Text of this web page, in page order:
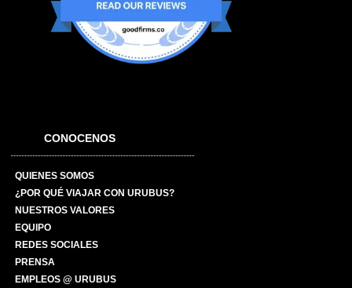
CONOCENOS
QUIENES SOMOS
¿POR QUÉ VIAJAR CON URUBUS?
NUESTROS VALORES
EQUIPO
REDES SOCIALES
PRENSA
EMPLEOS @ URUBUS